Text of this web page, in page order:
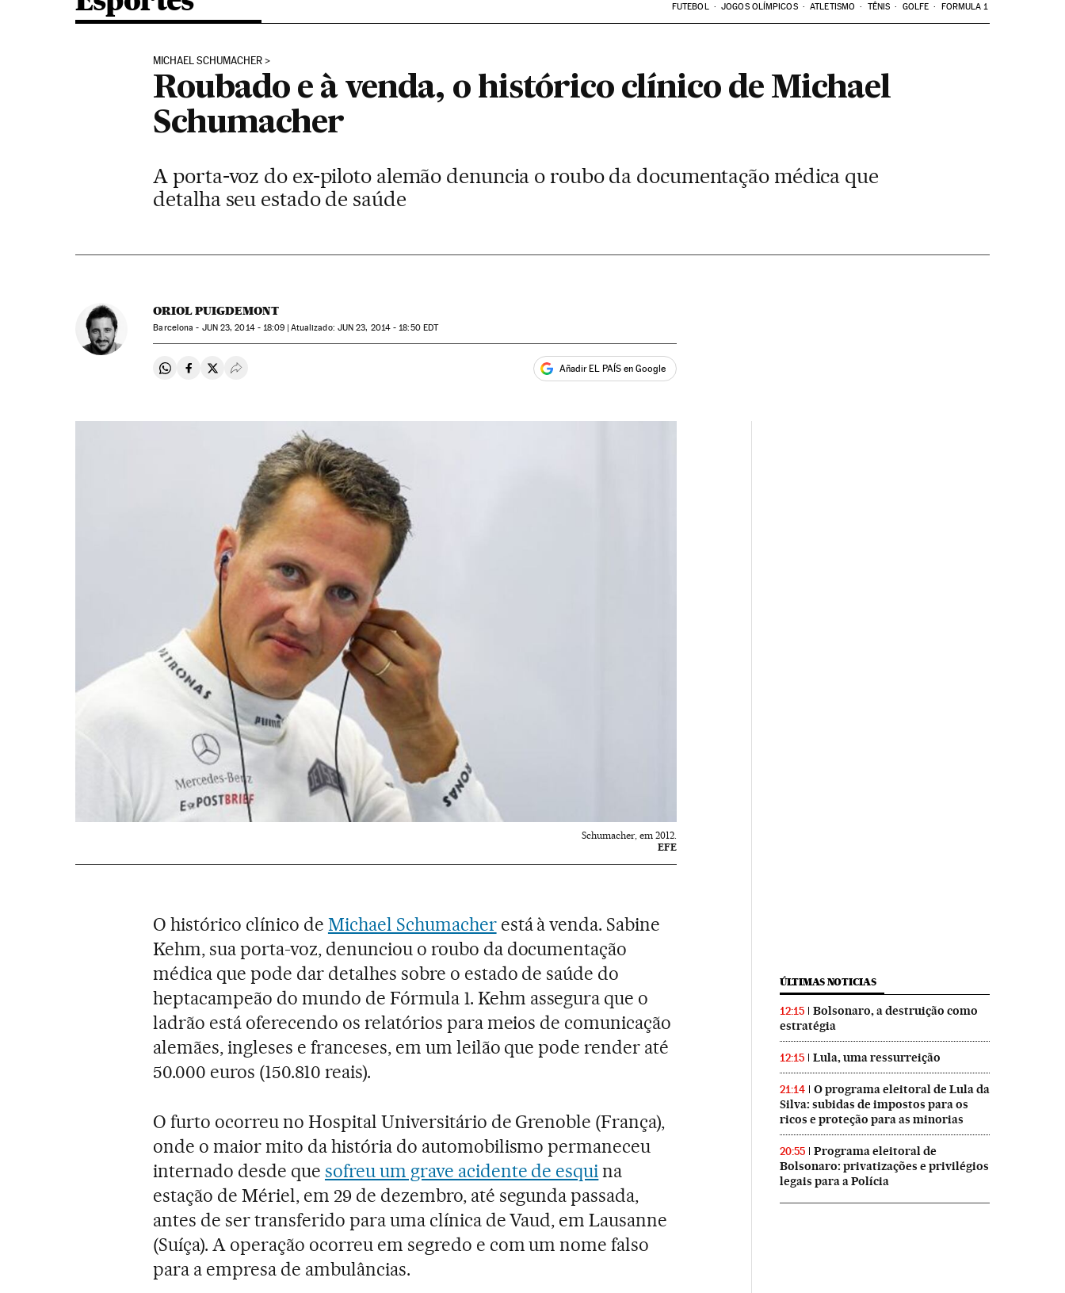
FUTEBOL JOGOS OLÍMPICOS ATLETISMO TÊNIS GOLFE FORMULA 1
MICHAEL SCHUMACHER
Roubado e à venda, o histórico clínico de Michael
Schumacher
A porta-voz do ex-piloto alemão denuncia o roubo da documentação médica que
detalha seu estado de saúde
ORIOL PUIGDEMONT
Barcelona - JUN23, 2014 - 18:09 atualizado: JUN 23, 2014 - 18:50EDT
Compartir en Whatsapp
Compartir en Facebook
Compartir en Twitter
Desplegar Redes Sociales Añadir EL PAÍS en Google
Schumacher, em 2012.
EFE
O histórico clínico de Michael Schumacherestá à venda. Sabine
Kehm, sua porta-voz, denunciou o roubo da documentação
médica que pode dar detalhes sobre o estado de saúde do
heptacampeão do mundo de Fórmula 1. Kehm assegura que o
ladrão está oferecendo os relatórios para meios de comunicação
alemães, ingleses e franceses, em um leilão que pode render até
50.000 euros (150.810 reais).
O furto ocorreu no Hospital Universitário de Grenoble (França),
onde o maior mito da história do automobilismo permaneceu
internado desde que sofreu um grave acidente de esquina
estação de Mériel, em 29 de dezembro, até segunda passada,
antes de ser transferido para uma clínica de Vaud, em Lausanne
(Suíça). A operação ocorreu em segredo e com um nome falso
para a empresa de ambulâncias.
ÚLTIMAS NOTICIAS
12:15
Bolsonaro, a destruição como
estratégia
12:15 Lula, uma ressurreição
21:14
O programa eleitoral de Lula da
Silva: subidas de impostos para os
ricos e proteção para as minorias
20:55
Programa eleitoral de
Bolsonaro: privatizações e privilégios
legais para a Polícia